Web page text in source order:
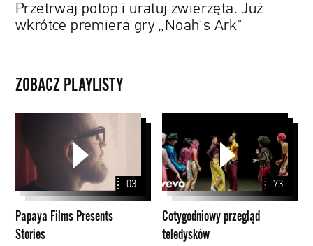
Przetrwaj potop i uratuj zwierzęta. Już
wkrótce premiera gry „Noah's Ark"
ZOBACZ PLAYLISTY
Presents
Stories
03
Papaya Films Presents
Stories
przegląd
teledysków
73
Cotygodniowy przegląd
teledysków